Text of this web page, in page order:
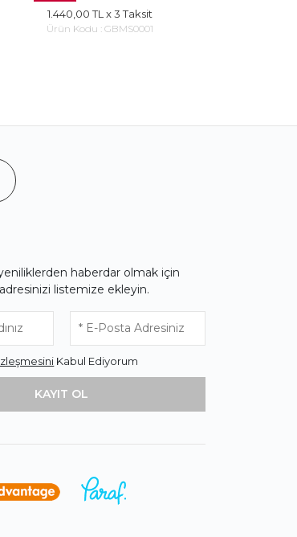
1.440,00 TL x 3 Taksit
Ürün Kodu : GBMS0001
haberdar olmak için
listemize ekleyin.
Kabul Ediyorum